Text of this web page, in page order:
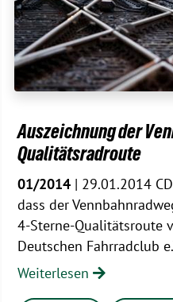
Auszeichnung der
Qualitätsradroute
01/2014 | 29.01.2014
dass der
4-Sterne-Qualitätsroute
Deutschen Fahrradclub
Weiterlesen